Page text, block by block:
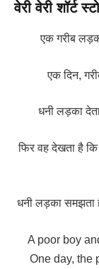
वेरी वेरी शॉर्ट
एक गरीब
एक दिन,
धनी लड़का
फिर वह देखता है
धनी लड़का समझता
A poor boy
One day, the